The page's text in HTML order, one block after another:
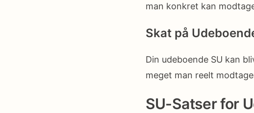
man konkret kan
Skat på
Din udeboende SU kan
meget man reelt
SU-Satser for